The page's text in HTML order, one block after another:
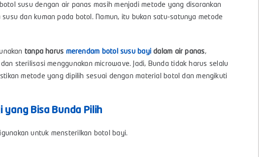
susu dengan air panas masih menjadi metode yang disarankan
dan kuman pada botol. Namun, itu bukan satu-satunya metode
tanpa harus merendam botol susu bayi dalam air panas,
sterilisasi menggunakan microwave. Jadi, Bunda tidak harus selalu
metode yang dipilih sesuai dengan material botol dan mengikuti
yang Bisa Bunda Pilih
untuk mensterilkan botol bayi.